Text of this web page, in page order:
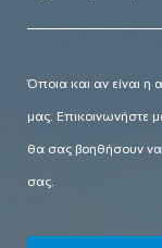
Όποια και αν είναι η
μας. Επικοινωνήστε
θα σας βοηθήσουν να
σας.